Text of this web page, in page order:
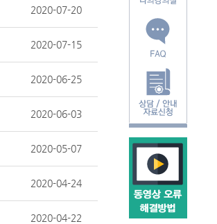
2020-07-20
2020-07-15
2020-06-25
2020-06-03
2020-05-07
2020-04-24
2020-04-22